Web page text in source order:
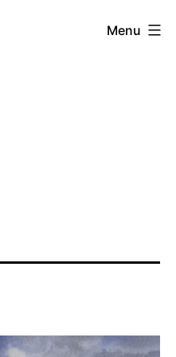
Menu